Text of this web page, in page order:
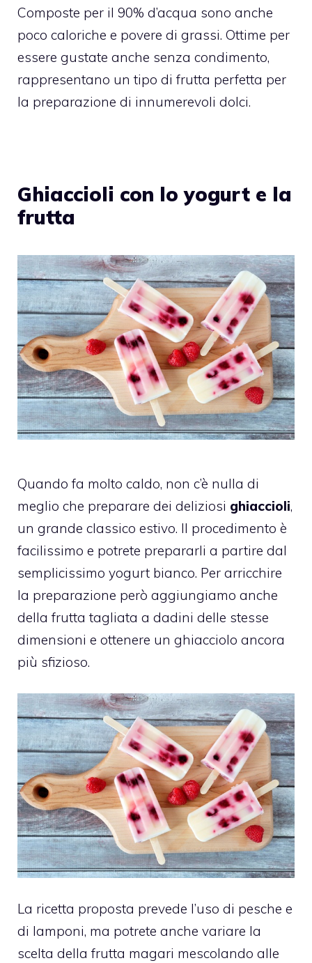
Composte per il 90% d’acqua sono anche
poco caloriche e povere di grassi. Ottime per
essere gustate anche senza condimento,
rappresentano un tipo di frutta perfetta per
la preparazione di innumerevoli dolci.
Ghiaccioli con lo yogurt e la
frutta
Quando fa molto caldo, non c’è nulla di
meglio che preparare dei deliziosi ghiaccioli,
un grande classico estivo. Il procedimento è
facilissimo e potrete prepararli a partire dal
semplicissimo yogurt bianco. Per arricchire
la preparazione però aggiungiamo anche
della frutta tagliata a dadini delle stesse
dimensioni e ottenere un ghiacciolo ancora
più sfizioso.
La ricetta proposta prevede l’uso di pesche e
di lamponi, ma potrete anche variare la
scelta della frutta magari mescolando alle